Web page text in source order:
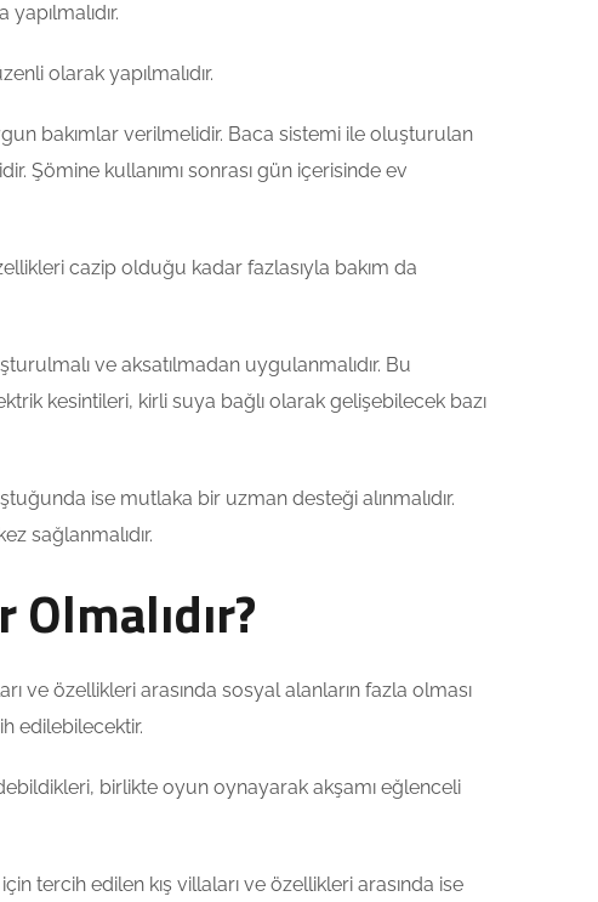
olarak yapılmalıdır.
bakımlar verilmelidir. Baca sistemi ile oluşturulan
Şömine kullanımı sonrası gün içerisinde ev
cazip olduğu kadar fazlasıyla bakım da
ve aksatılmadan uygulanmalıdır. Bu
kesintileri, kirli suya bağlı olarak gelişebilecek bazı
ise mutlaka bir uzman desteği alınmalıdır.
sağlanmalıdır.
ve özellikleri arasında sosyal alanların fazla olması
edilebilecektir.
birlikte oyun oynayarak akşamı eğlenceli
tercih edilen kış villaları ve özellikleri arasında ise